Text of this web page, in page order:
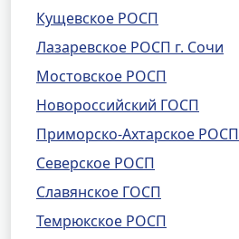
Кущевское РОСП
Лазаревское РОСП г. Сочи
Мостовское РОСП
Новороссийский ГОСП
Приморско-Ахтарское РОСП
Северское РОСП
Славянское ГОСП
Темрюкское РОСП